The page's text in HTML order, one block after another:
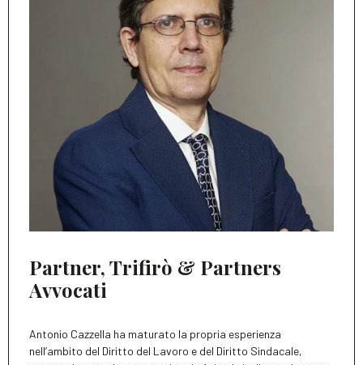
Partner, Trifirò & Partners
Avvocati
Antonio Cazzella ha maturato la propria esperienza
nell’ambito del Diritto del Lavoro e del Diritto Sindacale,